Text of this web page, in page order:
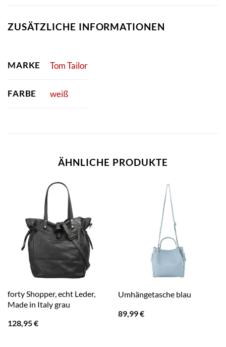
ZUSÄTZLICHE INFORMATIONEN
MARKE Tom Tailor
FARBE weiß
ÄHNLICHE PRODUKTE
forty Shopper, echt Leder,
Made in Italy grau
128,95€
Umhängetasche blau
89,99€